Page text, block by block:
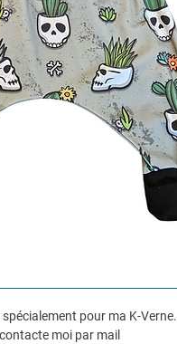
pour ma K-Verne.
moi par mail